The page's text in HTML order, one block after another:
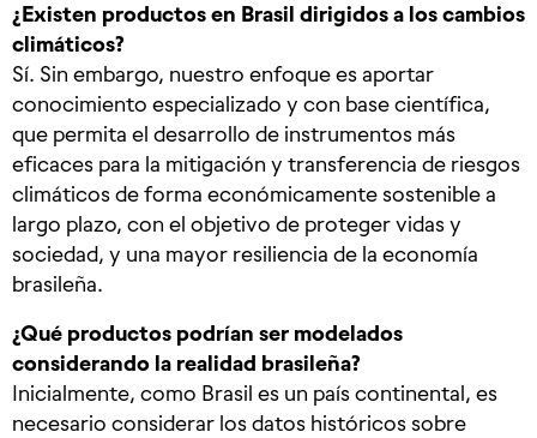
¿Existen productos en Brasil dirigidos a los cambios
climáticos?
Sí. Sin embargo, nuestro enfoque es aportar
conocimiento especializado y con base científica,
que permita el desarrollo de instrumentos más
eficaces para la mitigación y transferencia de riesgos
climáticos de forma económicamente sostenible a
largo plazo, con el objetivo de proteger vidas y
sociedad, y una mayor resiliencia de la economía
brasileña.
¿Qué productos podrían ser modelados
considerando la realidad brasileña?
Inicialmente, como Brasil es un país continental, es
necesario considerar los datos históricos sobre